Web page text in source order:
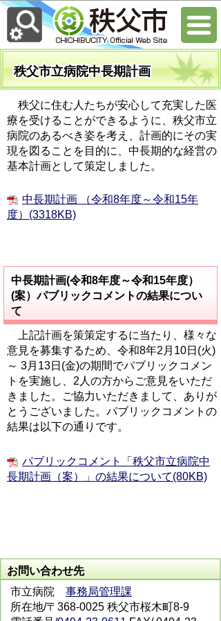
秩父市立病院中長期計画
秩父に住む人たちが安心して充実した医
療を受けることができるように、秩父市立
病院のあるべき姿を考え、計画的にその実
現を図ることを目的に、中長期的な経営の
基本計画として策定しました。
中長期計画 （令和8年度～令和15年
度）(3318KB)
中長期計画(令和8年度～令和15年度）
(案）パブリックコメントの結果につい
て
上記計画を策策定するに当たり、様々な
意見を募集するため、令和8年2月10日(火)
～ 3月13日(金)の期間でパブリックコメン
トを実施し、2人の方からご意見をいただ
きました。ご協力いただきまして、ありが
とうございました。パブリックコメントの
結果は以下の通りです。
パブリックコメント「秩父市立病院中
長期計画（案）」の結果について(80KB)
お問い合わせ先
市立病院 事務局管理課
所在地/〒368-0025 秩父市桜木町8-9